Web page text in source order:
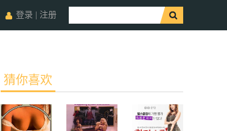
登录 注册
猜你喜欢